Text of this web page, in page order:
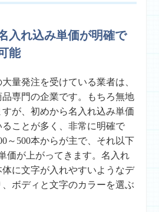
入れ込み単価が明確で
能
量発注を受けている業者は、
品専門の企業です。もちろ無地
が、初めから名入れ込み単価
ことが多く、非常に明確で
～500本からが主で、それ以下
価が上がってきます。名入れ
に文字が入れやすいようなデ
ボディと文字のカラーを選ぶ